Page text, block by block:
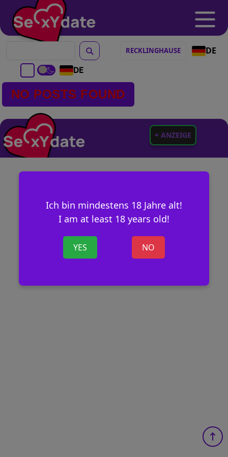
DE
DE
Ich bin mindestens 18 Jahre alt!
I am at least 18 years old!
YES NO
NO POSTS FOUND
+ ANZEIGE